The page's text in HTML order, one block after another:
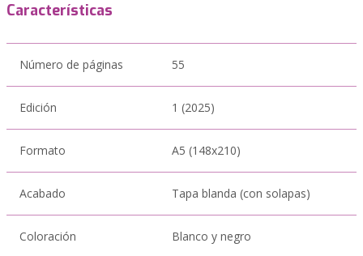
Características
Número de páginas 55
Edición 1 (2025)
Formato A5 (148x210)
Acabado Tapa blanda (con solapas)
Coloración Blanco y negro